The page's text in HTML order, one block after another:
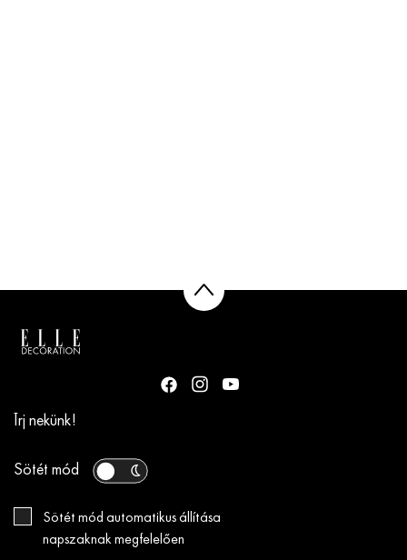
Írj nekünk!
Sötét mód
Sötét mód automatikus állítása
napszaknak megfelelően